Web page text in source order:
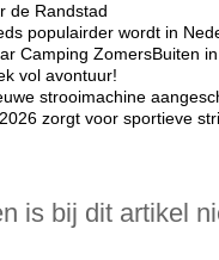
de Randstad
populairder wordt in
Camping ZomersBuiten
vol avontuur!
strooimachine
zorgt voor sportieve
is bij dit artikel